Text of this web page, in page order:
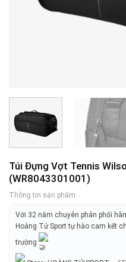
Túi Đựng Vợt Tennis
(WR8043301001)
Thông tin sản phẩm
Với 32 năm chuyên phân phối
Hoàng Tử Sport tự hào cam kết
trường